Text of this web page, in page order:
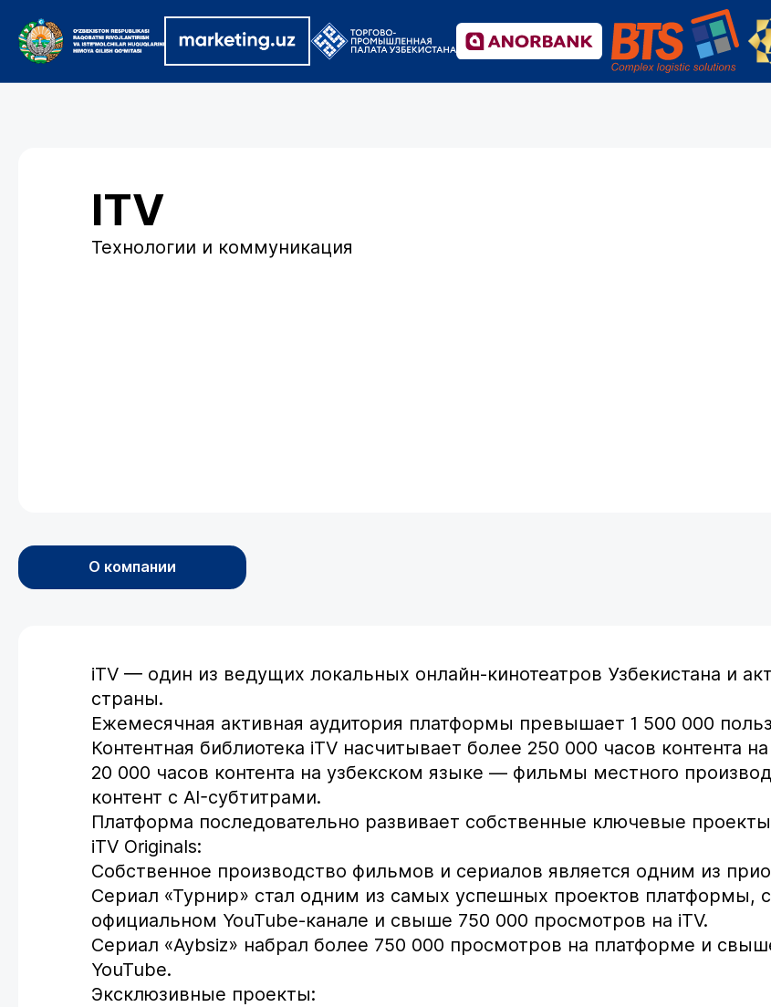
ITV
Технологии и коммуникация
О компании
iTV — один из ведущих локальных онлайн-кинотеатров Узбекистана и
страны.
Ежемесячная активная аудитория платформы превышает 1 500 000
Контентная библиотека iTV насчитывает более 250 000 часов контента
20 000 часов контента на узбекском языке — фильмы местного
контент с AI-субтитрами.
Платформа последовательно развивает собственные ключевые
iTV Originals:
Собственное производство фильмов и сериалов является одним из
Сериал «Турнир» стал одним из самых успешных проектов платформы,
официальном YouTube-канале и свыше 750 000 просмотров на iTV.
Сериал «Aybsiz» набрал более 750 000 просмотров на платформе и
YouTube.
Эксклюзивные проекты: